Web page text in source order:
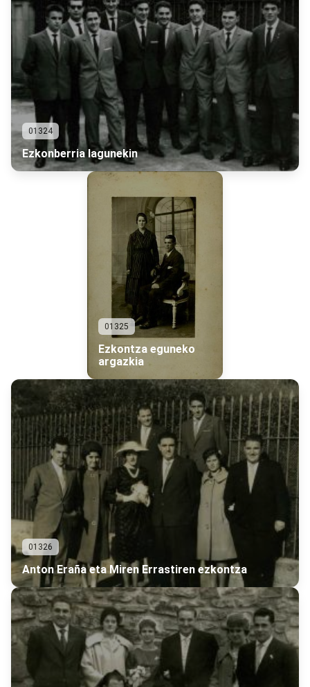
01324
Ezkonberria lagunekin
01325
Ezkontza eguneko
argazkia
01326
Anton Eraña eta Miren Errastiren ezkontza